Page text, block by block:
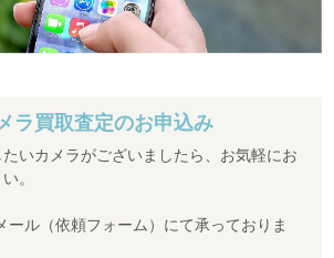
ラ買取査定のお申込み
いカメラがございましたら、お気軽にお
。
ール（依頼フォーム）にて承っておりま